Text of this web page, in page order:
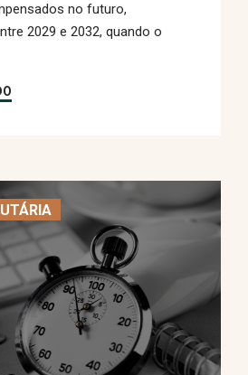
no futuro,
2029 e 2032, quando o